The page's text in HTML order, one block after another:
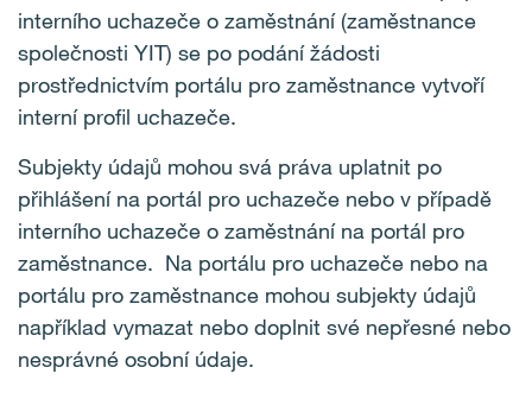
interního uchazeče o zaměstnání (zaměstnance
společnosti YIT) se po podání žádosti
prostřednictvím portálu pro zaměstnance vytvoří
interní profil uchazeče.
Subjekty údajů mohou svá práva uplatnit po
přihlášení na portál pro uchazeče nebo v případě
interního uchazeče o zaměstnání na portál pro
zaměstnance. Na portálu pro uchazeče nebo na
portálu pro zaměstnance mohou subjekty údajů
například vymazat nebo doplnit své nepřesné nebo
nesprávné osobní údaje.